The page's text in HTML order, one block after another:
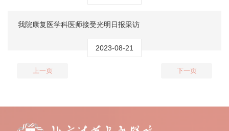
我院康复医学科医师接受光明日报采访
2023-08-21
上一页 下一页